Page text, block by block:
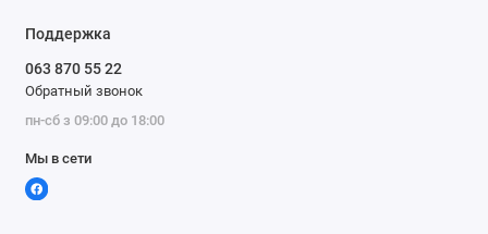
Поддержка
063 870 55 22
Обратный звонок
пн-сб з 09:00 до 18:00
Мы в сети